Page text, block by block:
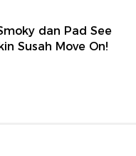
dan Pad See
Susah Move On!